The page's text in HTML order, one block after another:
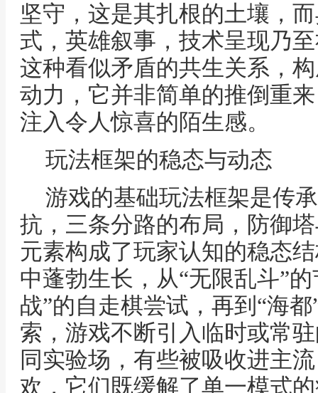
坚守，这是其扎根的土壤，
式，英雄叙事，技术呈现乃
这种看似矛盾的共生关系，
动力，它并非简单的推倒重
注入令人惊喜的陌生感。
玩法框架的稳态与动态
游戏的基础玩法框架是传
抗，三条分路的布局，防御
元素构成了玩家认知的稳态
中蓬勃生长，从“无限乱斗”
战”的自走棋尝试，再到“海
索，游戏不断引入临时或常
同实验场，有些被吸收进主
欢，它们既缓解了单一模式